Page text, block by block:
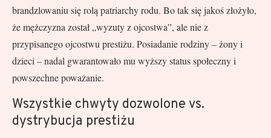
brandzlowaniu się rolą patriarchy rodu. Bo tak się jakoś złożyło,
że mężczyzna został „wyzuty z ojcostwa”, ale nie z
przypisanego ojcostwu prestiżu. Posiadanie rodziny – żony i
dzieci – nadal gwarantowało mu wyższy status społeczny i
powszechne poważanie.
Wszystkie chwyty dozwolone vs.
dystrybucja prestiżu